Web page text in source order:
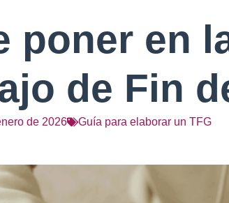
poner en
de Fin
de 2026 Guía para elaborar un TFG